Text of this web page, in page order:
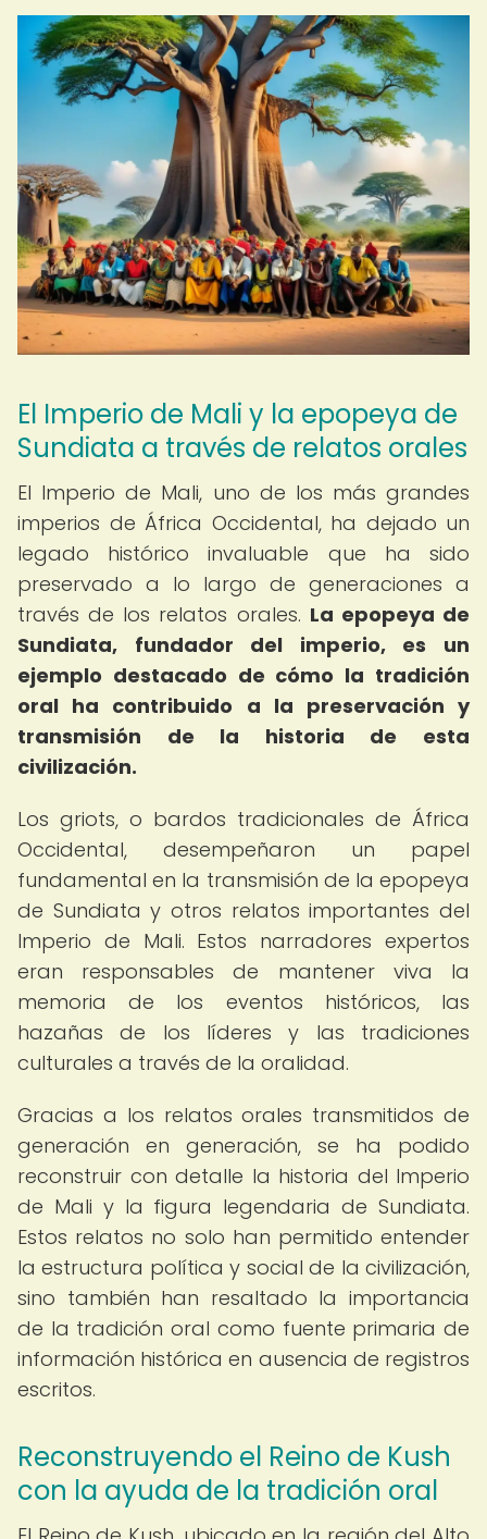
El Imperio de Mali y la epopeya de
Sundiata a través de relatos orales
El Imperio de Mali, uno de los más grandes
imperios de África Occidental, ha dejado un
legado histórico invaluable que ha sido
preservado a lo largo de generaciones a
través de los relatos orales. La epopeya de
Sundiata, fundador del imperio, es un
ejemplo destacado de cómo la tradición
oral ha contribuido a la preservación y
transmisión de la historia de esta
civilización.
Los griots, o bardos tradicionales de África
Occidental, desempeñaron un papel
fundamental en la transmisión de la epopeya
de Sundiata y otros relatos importantes del
Imperio de Mali. Estos narradores expertos
eran responsables de mantener viva la
memoria de los eventos históricos, las
hazañas de los líderes y las tradiciones
culturales a través de la oralidad.
Gracias a los relatos orales transmitidos de
generación en generación, se ha podido
reconstruir con detalle la historia del Imperio
de Mali y la figura legendaria de Sundiata.
Estos relatos no solo han permitido entender
la estructura política y social de la civilización,
sino también han resaltado la importancia
de la tradición oral como fuente primaria de
información histórica en ausencia de registros
escritos.
Reconstruyendo el Reino de Kush
con la ayuda de la tradición oral